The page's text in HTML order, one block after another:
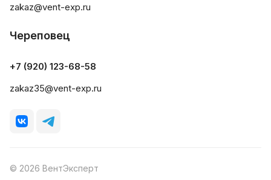
zakaz@vent-exp.ru
Череповец
+7 (920) 123-68-58
zakaz35@vent-exp.ru
© 2026 ВентЭксперт